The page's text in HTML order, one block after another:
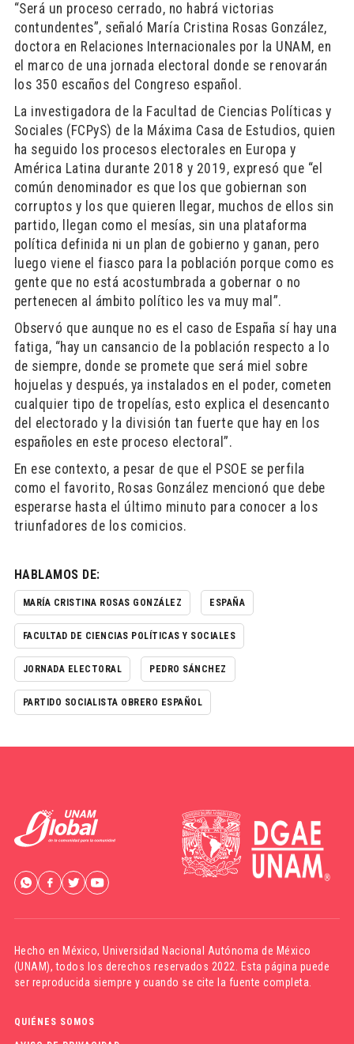
“Será un proceso cerrado, no habrá victorias
contundentes”, señaló María Cristina Rosas González,
doctora en Relaciones Internacionales por la UNAM, en
el marco de una jornada electoral donde se renovarán
los 350 escaños del Congreso español.
La investigadora de la Facultad de Ciencias Políticas y
Sociales (FCPyS) de la Máxima Casa de Estudios, quien
ha seguido los procesos electorales en Europa y
América Latina durante 2018 y 2019, expresó que “el
común denominador es que los que gobiernan son
corruptos y los que quieren llegar, muchos de ellos sin
partido, llegan como el mesías, sin una plataforma
política definida ni un plan de gobierno y ganan, pero
luego viene el fiasco para la población porque como es
gente que no está acostumbrada a gobernar o no
pertenecen al ámbito político les va muy mal”.
Observó que aunque no es el caso de España sí hay una
fatiga, “hay un cansancio de la población respecto a lo
de siempre, donde se promete que será miel sobre
hojuelas y después, ya instalados en el poder, cometen
cualquier tipo de tropelías, esto explica el desencanto
del electorado y la división tan fuerte que hay en los
españoles en este proceso electoral”.
En ese contexto, a pesar de que el PSOE se perfila
como el favorito, Rosas González mencionó que debe
esperarse hasta el último minuto para conocer a los
triunfadores de los comicios.
HABLAMOS DE:
MARÍA CRISTINA ROSAS GONZÁLEZ ESPAÑA
FACULTAD DE CIENCIAS POLÍTICAS Y SOCIALES
JORNADA ELECTORAL PEDRO SÁNCHEZ
PARTIDO SOCIALISTA OBRERO ESPAÑOL
Hecho en México,Universidad Nacional Autónoma de México
(UNAM), todos los derechos reservados 2022. Esta página puede
ser reproducida siempre y cuando se cite la fuente completa.
QUIÉNES SOMOS